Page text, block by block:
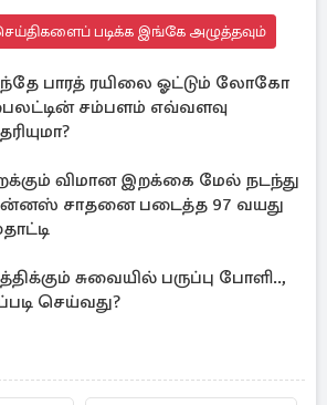
படிக்க இங்கே அழுத்தவும்
பாரத் ரயிலை ஓட்டும் லோகோ
சம்பளம் எவ்வளவு
விமான இறக்கை மேல் நடந்து
சாதனை படைத்த 97 வயது
சுவையில் பருப்பு போளி..,
செய்வது?